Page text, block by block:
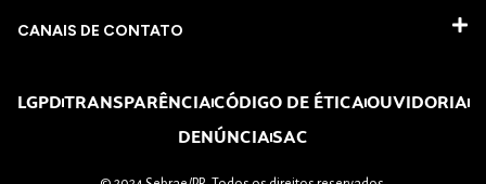
CANAIS DE CONTATO
LGPDTRANSPARÊNCIACÓDIGO DE ÉTICAOUVIDORIA
DENÚNCIASAC